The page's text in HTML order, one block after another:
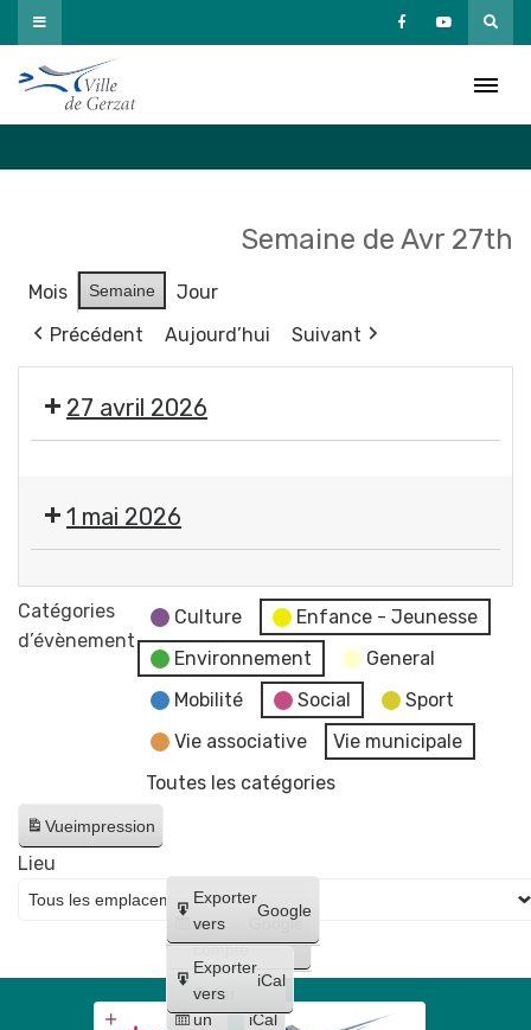
Passer
au
contenu
Semaine de Avr 27th
Mois Semaine
Jour
Précédent
Aujourd’hui Suivant
27 avril 2026
du
Conseil
municipal
1 mai 2026
des
services
Catégories
d’évènement
Culture
Enfance - Jeunesse
Environnement
General
Mobilité
Social
Sport
Vie associative
Vie municipale
Toutes les catégories
Vueimpression
Créer
un
compte
Google
Créer
un
iCal
Exporter
vers
Google
Exporter
vers
iCal
Lieu